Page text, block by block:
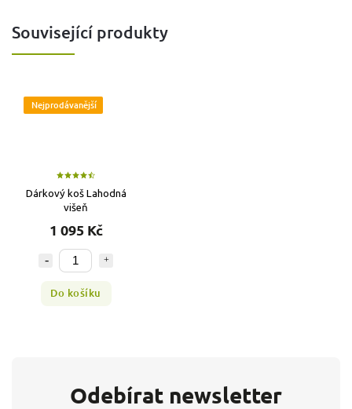
Související produkty
Nejprodávanější
Dárkový koš Lahodná
višeň
1 095 Kč
Do košíku
Odebírat newsletter